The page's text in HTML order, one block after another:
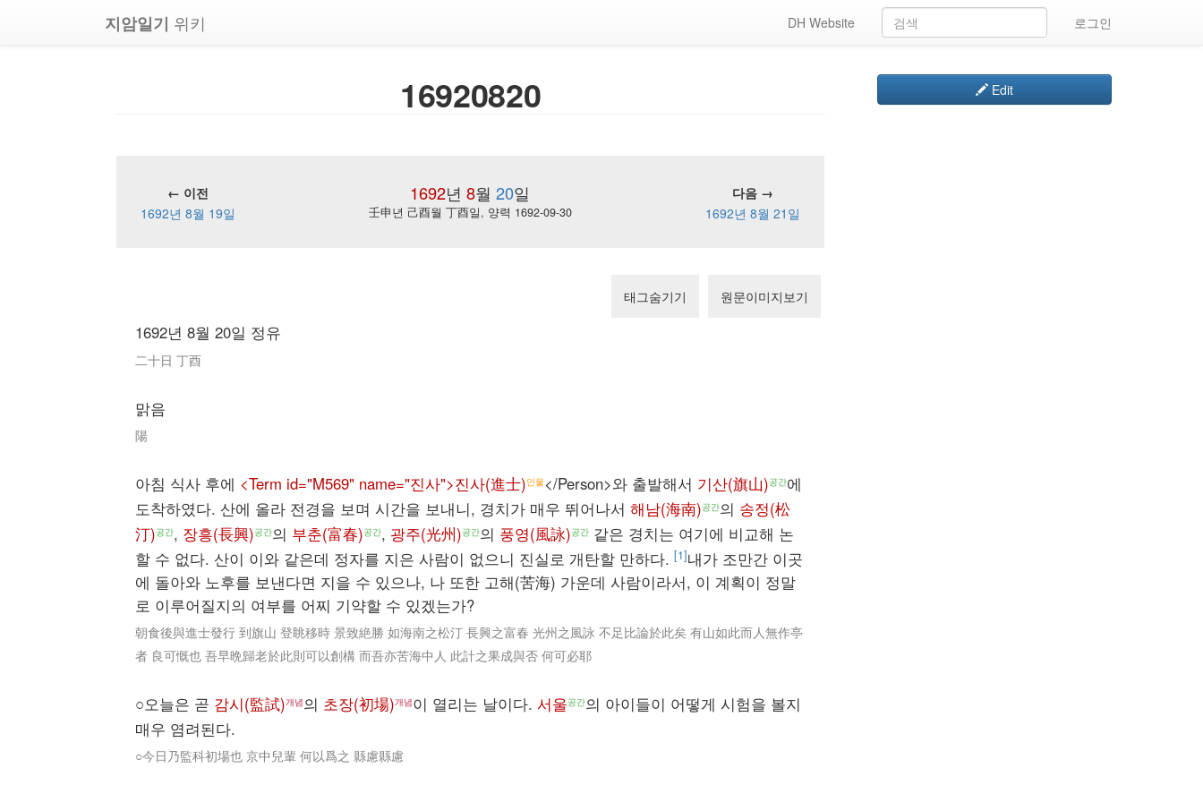
지암일기 위키 로그인
DH Website
16920820
1692년 8월 20일
← 이전
다음 →
1692년 8월 19일
壬申년 己酉월 丁酉일, 양력 1692-09-30 1692년 8월 21일
태그숨기기 원문이미지보기
1692년 8월 20일 정유
二十日 丁酉
맑음
陽
아침 식사 후에 <Term id="M569" name="진사">진사(進士)인물</Person>와 출발해서 기산(旗山)공간에
도착하였다. 산에 올라 전경을 보며 시간을 보내니, 경치가 매우 뛰어나서 해남(海南)공간의 송정(松
汀)공간, 장흥(長興)공간의 부춘(富春)공간, 광주(光州)공간의 풍영(風詠)공간 같은 경치는 여기에 비교해 논
할 수 없다. 산이 이와 같은데 정자를 지은 사람이 없으니 진실로 개탄할 만하다. [1]내가 조만간 이곳
에 돌아와 노후를 보낸다면 지을 수 있으나, 나 또한 고해(苦海) 가운데 사람이라서, 이 계획이 정말
로 이루어질지의 여부를 어찌 기약할 수 있겠는가?
朝食後與進士發行 到旗山 登眺移時 景致絶勝 如海南之松汀 長興之富春 光州之風詠 不足比論於此矣 有山如此而人無作亭
者 良可慨也 吾早晩歸老於此則可以創構 而吾亦苦海中人 此計之果成與否 何可必耶
○오늘은 곧 감시(監試)개념의 초장(初場)개념이 열리는 날이다. 서울공간의 아이들이 어떻게 시험을 볼지
매우 염려된다.
○今日乃監科初場也 京中兒輩 何以爲之 縣慮縣慮
Edit